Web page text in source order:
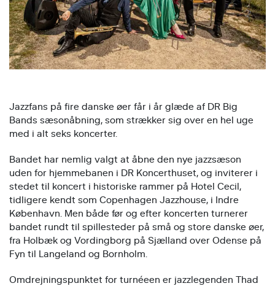
Jazzfans på fire danske øer får i år glæde af DR Big
Bands sæsonåbning, som strækker sig over en hel uge
med i alt seks koncerter.
Bandet har nemlig valgt at åbne den nye jazzsæson
uden for hjemmebanen i DR Koncerthuset, og inviterer i
stedet til koncert i historiske rammer på Hotel Cecil,
tidligere kendt som Copenhagen Jazzhouse, i Indre
København. Men både før og efter koncerten turnerer
bandet rundt til spillesteder på små og store danske øer,
fra Holbæk og Vordingborg på Sjælland over Odense på
Fyn til Langeland og Bornholm.
Omdrejningspunktet for turnéeen er jazzlegenden Thad